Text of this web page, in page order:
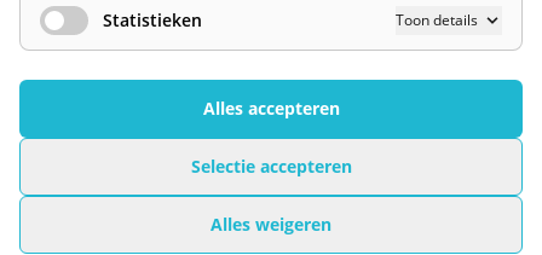
Sollicitaties gesloten
Bekijk het volledige profiel
Leeuwendaal © 2026 - All rights reserved
Technische implementatie doorSuper Interactive
AI / LLM
Privacybescherming
Statistieken Toon details
Alles accepteren
Selectie accepteren
Alles weigeren